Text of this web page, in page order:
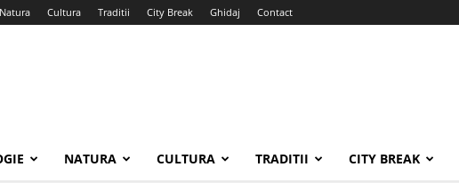
Natura Cultura Traditii City Break Ghidaj Contact
NATURA CULTURA TRADITII CITY BREAK